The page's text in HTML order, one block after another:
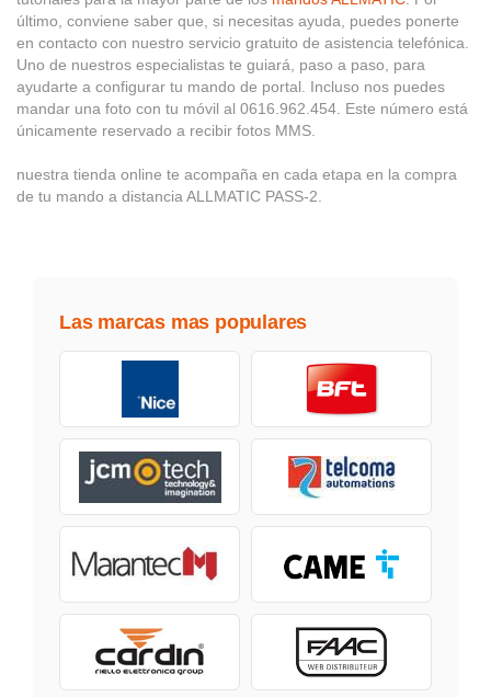
último, conviene saber que, si necesitas ayuda, puedes ponerte
en contacto con nuestro servicio gratuito de asistencia telefónica.
Uno de nuestros especialistas te guiará, paso a paso, para
ayudarte a configurar tu mando de portal. Incluso nos puedes
mandar una foto con tu móvil al 0616.962.454. Este número está
únicamente reservado a recibir fotos MMS.
nuestra tienda online te acompaña en cada etapa en la compra
de tu mando a distancia ALLMATIC PASS-2.
Las marcas mas populares